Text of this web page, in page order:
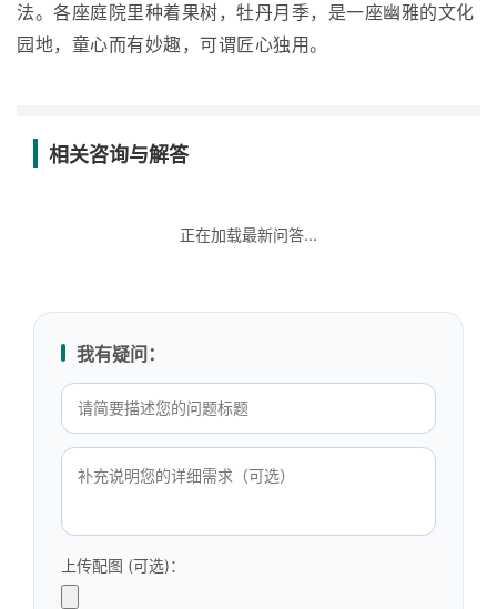
法。各座庭院里种着果树，牡丹月季，是一座幽雅的文化
园地，童心而有妙趣，可谓匠心独用。
相关咨询与解答
正在加载最新问答...
我有疑问：
上传配图 (可选)：